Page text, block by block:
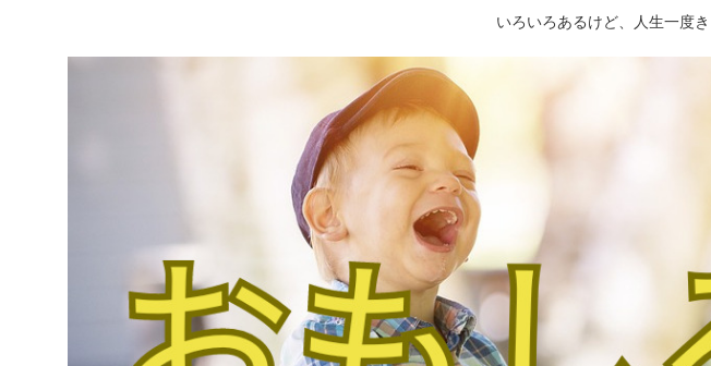
いろいろあるけど、人生一度